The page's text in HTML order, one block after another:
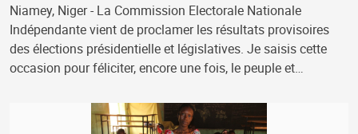
Niamey, Niger - La Commission Electorale Nationale
Indépendante vient de proclamer les résultats provisoires
des élections présidentielle et législatives. Je saisis cette
occasion pour féliciter, encore une fois, le peuple et…